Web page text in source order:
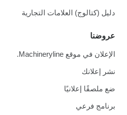
دليل (كتالوج) العلامات التجارية
عروضنا
الإعلان في موقع Machineryline.
نشر إعلانك
ضع ملصقًا إعلانيًا
برنامج فرعي